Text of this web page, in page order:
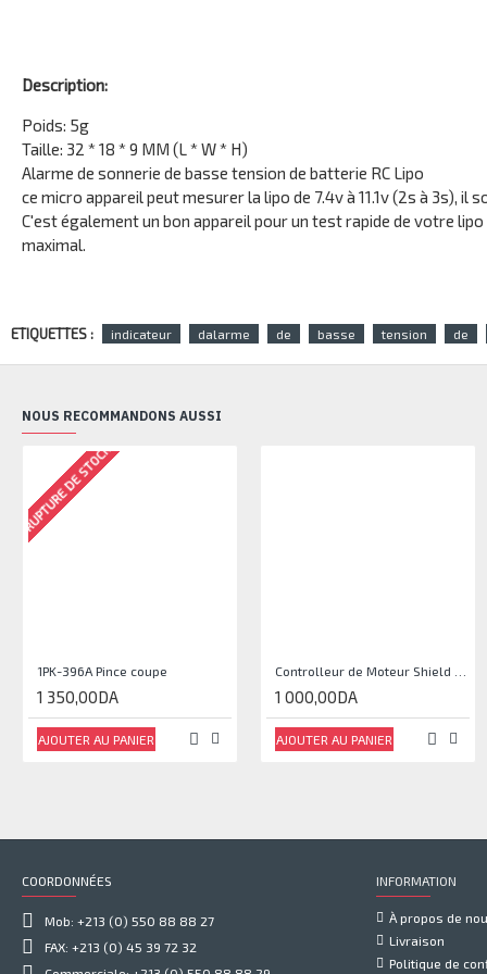
Description:
Poids: 5g
Taille: 32 * 18 * 9 MM (L * W * H)
Alarme de sonnerie de basse tension de batterie RC Lipo
ce micro appareil peut mesurer la lipo de 7.4v à 11.1v (2s à 3s),
C'est également un bon appareil pour un test rapide de votre
maximal.
ETIQUETTES : indicateur dalarme de basse tension de
NOUS RECOMMANDONS AUSSI
RUPTURE DE STOCK
1PK-396A Pince coupe
1 350,00DA
AJOUTER AU PANIER
1 000,00DA
AJOUTER AU PANIER
COORDONNÉES
Mob: +213 (0) 550 88 88 27
FAX: +213 (0) 45 39 72 32
INFORMATION
À propos de
Livraison
Politique de